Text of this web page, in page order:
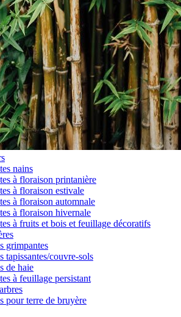
nains
à floraison printanière
à floraison estivale
à floraison automnale
à floraison hivernale
à fruits et bois et feuillage décoratifs
grimpantes
tapissantes/couvre-sols
de haie
à feuillage persistant
pour terre de bruyère